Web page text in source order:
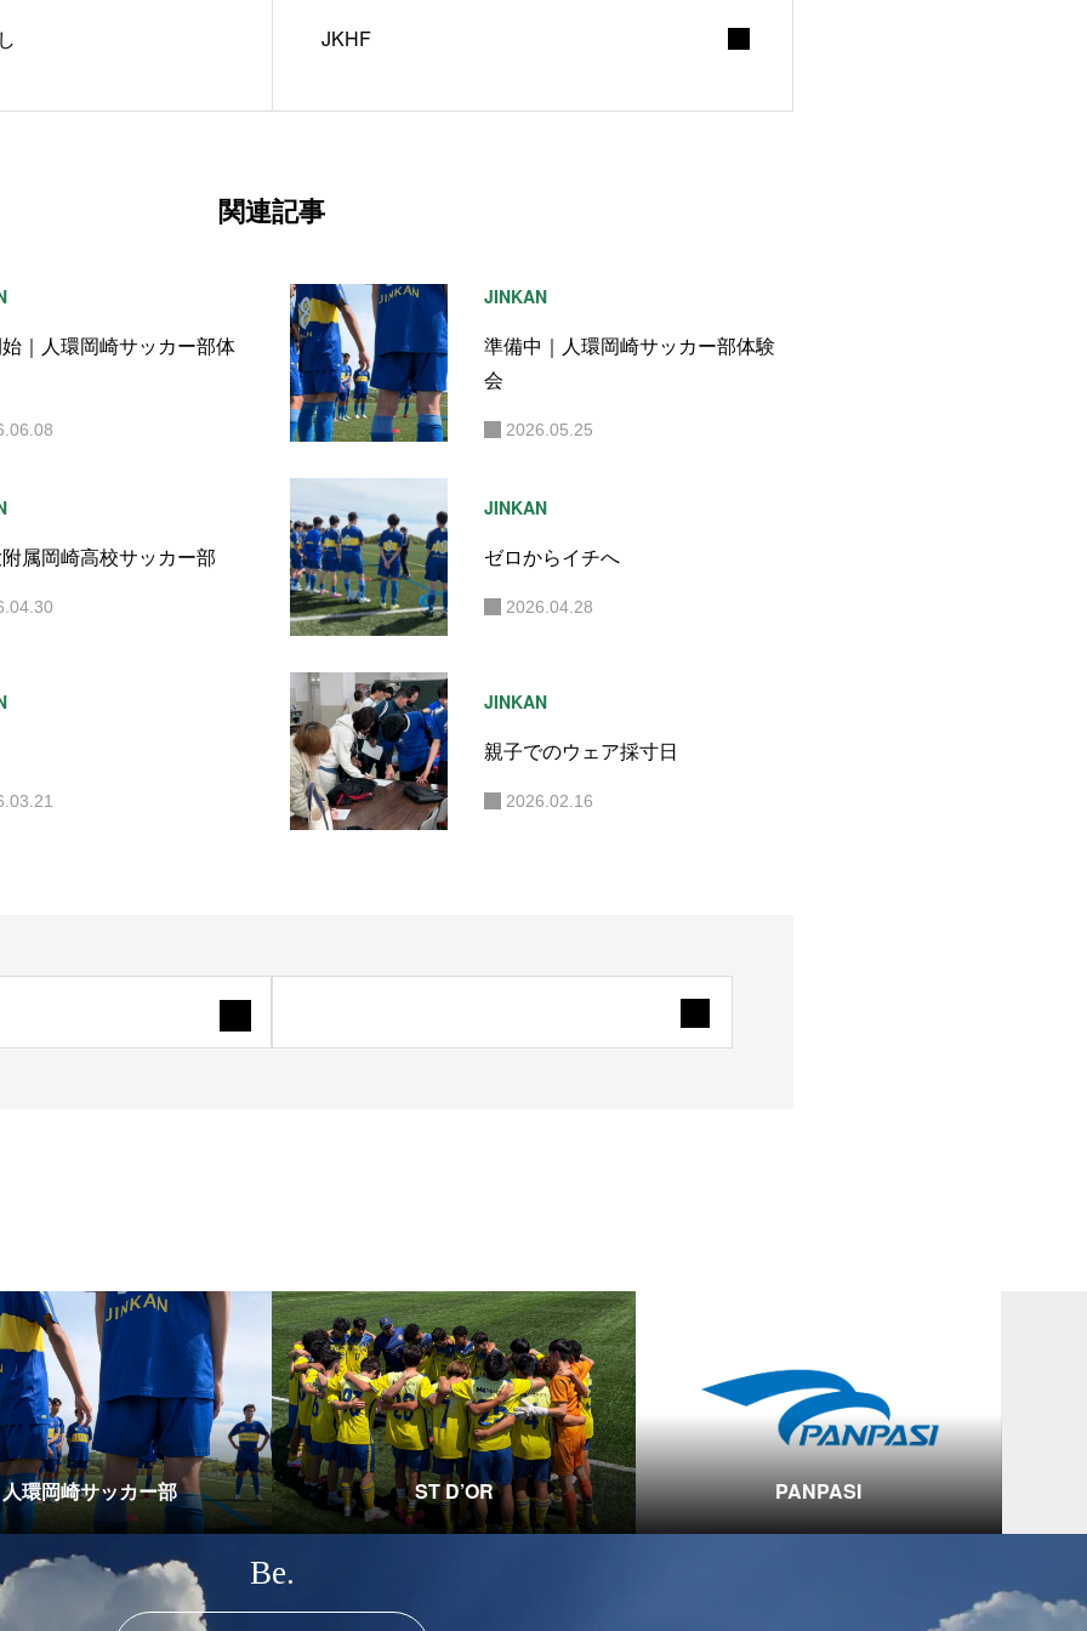
JKHF
関連記事
｜人環岡崎サッカー部体
JINKAN
準備中｜人環岡崎サッカー部体験
会
2026.05.25
属岡崎高校サッカー部
JINKAN
ゼロからイチへ
2026.04.28
JINKAN
親子でのウェア採寸日
2026.02.16
人環岡崎サッカー部 ST D’OR PANPASI
Be.